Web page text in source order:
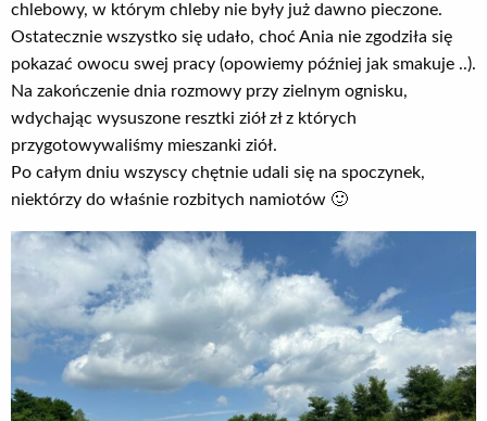
chlebowy, w którym chleby nie były już dawno pieczone.
Ostatecznie wszystko się udało, choć Ania nie zgodziła się
pokazać owocu swej pracy (opowiemy później jak smakuje ..).
Na zakończenie dnia rozmowy przy zielnym ognisku,
wdychając wysuszone resztki ziół zł z których
przygotowywaliśmy mieszanki ziół.
Po całym dniu wszyscy chętnie udali się na spoczynek,
niektórzy do właśnie rozbitych namiotów 🙂